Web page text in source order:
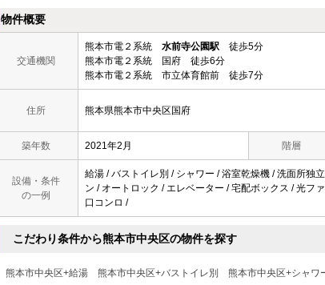
物件概要
交通機関
熊本市電２系統 水前寺公園駅 徒歩5分
熊本市電２系統 国府 徒歩6分
熊本市電２系統 市立体育館前 徒歩7分
住所 熊本県熊本市中央区国府
築年数 2021年2月 階層
設備・条件
の一例
給湯 / バストイレ別 / シャワー / 浴室乾燥機 / 洗面所独
ン / オートロック / エレベーター / 宅配ボックス / 光フ
口コンロ /
こだわり条件から熊本市中央区の物件を探す
熊本市中央区+給湯 熊本市中央区+バストイレ別 熊本市中央区+シャワ